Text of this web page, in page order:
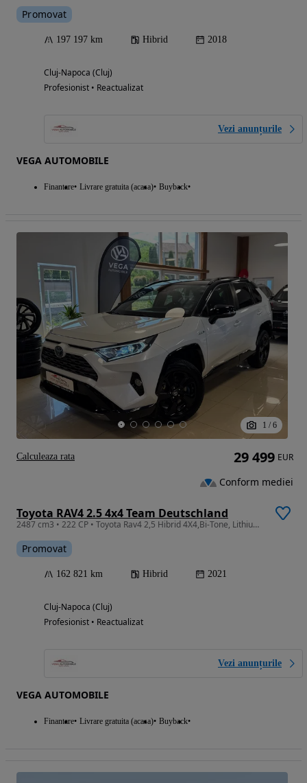
Promovat
197 197 km Hibrid 2018
Cluj-Napoca (Cluj)
Profesionist • Reactualizat
Vezi anunțurile
VEGA AUTOMOBILE
Finantare Livrare gratuita (acasa) Buyback
1 / 6
Toyota RAV4 2.5 4x4 Team Deutschland
2487 cm3 • 222 CP • Toyota Rav4 2,5 Hibrid 4X4,Bi-Tone, Lithium Ion,,Garantie,2031,
Promovat
162 821 km Hibrid 2021
Cluj-Napoca (Cluj)
Profesionist • Reactualizat
Vezi anunțurile
VEGA AUTOMOBILE
Finantare Livrare gratuita (acasa) Buyback
29 499 EUR
Conform mediei
Calculeaza rata